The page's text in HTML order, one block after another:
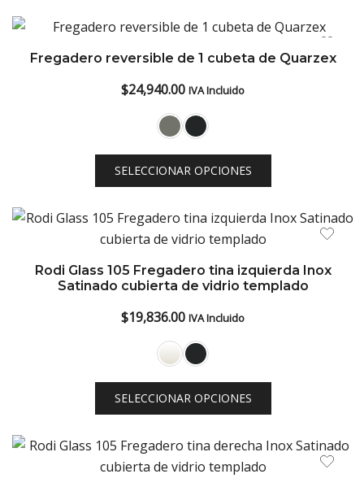
Fregadero reversible de 1 cubeta de Quarzex
$24,940.00 IVA Incluido
SELECCIONAR OPCIONES
Rodi Glass 105 Fregadero tina izquierda Inox
Satinado cubierta de vidrio templado
$19,836.00 IVA Incluido
SELECCIONAR OPCIONES